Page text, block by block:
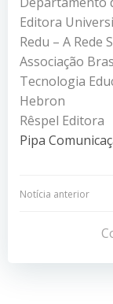
Editora
Redu – A Rede
Associação
Tecnologia
Hebron
Rêspel Editora
Pipa
Post
Notícia anterior